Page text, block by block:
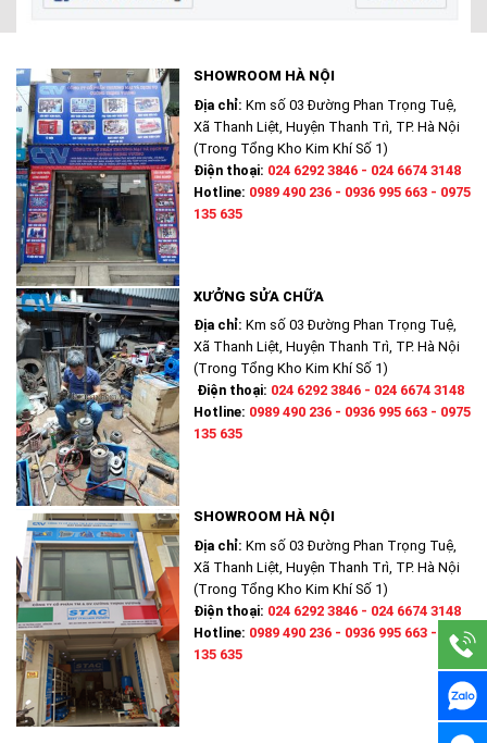
SHOWROOM HÀ NỘI
Địa chỉ: Km số 03 Đường Phan Trọng Tuệ,
Xã Thanh Liệt, Huyện Thanh Trì, TP. Hà Nội
(Trong Tổng Kho Kim Khí Số 1)
Điện thoại: 024 6292 3846 - 024 6674 3148
Hotline: 0989 490 236 - 0936 995 663 - 0975
135 635
XƯỞNG SỬA CHỮA
Địa chỉ: Km số 03 Đường Phan Trọng Tuệ,
Xã Thanh Liệt, Huyện Thanh Trì, TP. Hà Nội
(Trong Tổng Kho Kim Khí Số 1)
Điện thoại: 024 6292 3846 - 024 6674 3148
Hotline: 0989 490 236 - 0936 995 663 - 0975
135 635
SHOWROOM HÀ NỘI
Địa chỉ: Km số 03 Đường Phan Trọng Tuệ,
Xã Thanh Liệt, Huyện Thanh Trì, TP. Hà Nội
(Trong Tổng Kho Kim Khí Số 1)
Điện thoại: 024 6292 3846 - 024 6674 3148
Hotline: 0989 490 236 - 0936 995 663 - 0975
135 635